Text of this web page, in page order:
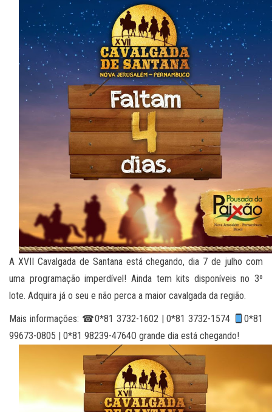
A XVII Cavalgada de Santana está chegando, dia 7 de julho com
uma programação imperdível! Ainda tem kits disponíveis no 3º
lote. Adquira já o seu e não perca a maior cavalgada da região.
Mais informações: ☎0*81 3732-1602 | 0*81 3732-1574
0*81
99673-0805 | 0*81 98239-4764O grande dia está chegando!